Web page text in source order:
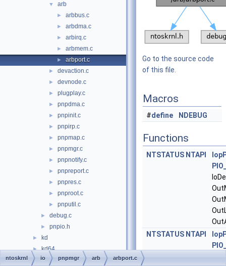
▼ arb
► arbbus.c
► arbdma.c
► arbirq.c
► arbmem.c
► arbport.c
► devaction.c
► devnode.c
► plugplay.c
► pnpdma.c
► pnpinit.c
► pnpirp.c
► pnpmap.c
► pnpmgr.c
► pnpnotify.c
► pnpreport.c
► pnpres.c
► pnproot.c
► pnputil.c
► debug.c
► pnpio.h
► kd
► kd64
► kdbg
Go to the source code
of this file.
Macros
#define NDEBUG
Functions
NTSTATUS NTAPI
NTSTATUS NTAPI
ntoskrnl io pnpmgr arb arbport.c